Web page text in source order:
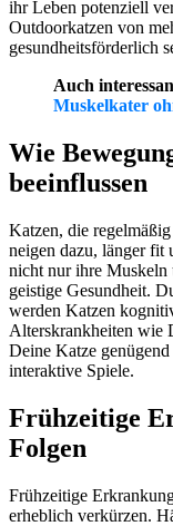
ihr Leben potenziell
Outdoorkatzen von
gesundheitsförderlich
Auch
Muskelkater
Wie
beeinflussen
Katzen, die
neigen dazu, länger fit
nicht nur ihre Muskeln
geistige Gesundheit.
werden Katzen
Alterskrankheiten wie
Deine Katze
interaktive Spiele.
Frühzeitige
Folgen
Frühzeitige
erheblich verkürzen.